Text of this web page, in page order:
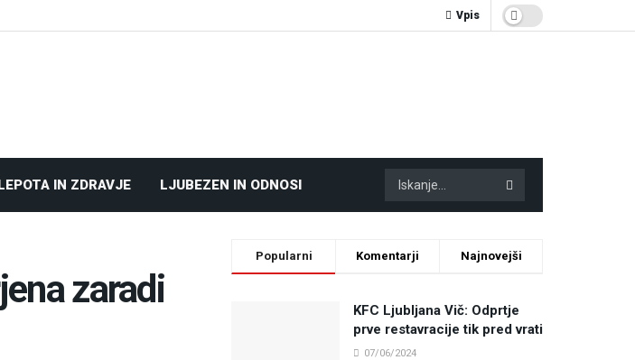
Vpis
IN ZDRAVJE LJUBEZEN IN ODNOSI
zaradi
Popularni Komentarji Najnovejši
KFC Ljubljana Vič: Odprtje
prve restavracije tik pred vrati
07/06/2024